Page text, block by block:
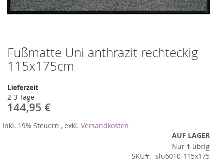
Fußmatte Uni anthrazit rechteckig
115x175cm
Lieferzeit
2-3 Tage
144,95 €
Inkl. 19% Steuern , exkl. Versandkosten
AUF LAGER
Nur 1 übrig
SKU
slu6010-115x175
Zum
Anfang
der
springen